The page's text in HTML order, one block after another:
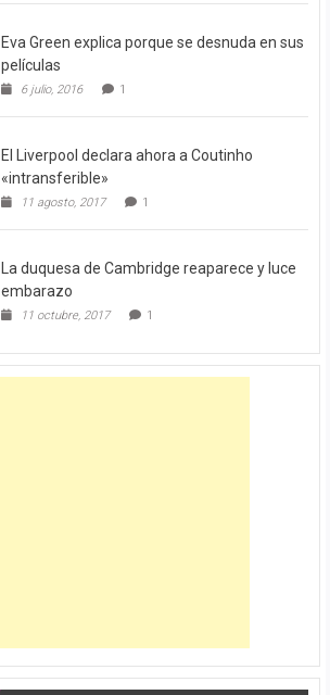
Eva Green explica porque se desnuda en sus
películas
6 julio, 2016 1
El Liverpool declara ahora a Coutinho
«intransferible»
11 agosto, 2017 1
La duquesa de Cambridge reaparece y luce
embarazo
11 octubre, 2017 1